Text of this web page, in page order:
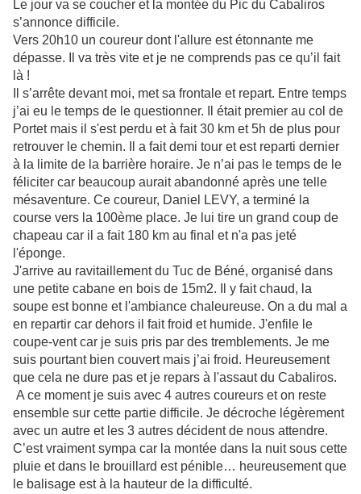
Le jour va se coucher et la montée du Pic du Cabaliros
s’annonce difficile.
Vers 20h10 un coureur dont l'allure est étonnante me
dépasse. Il va très vite et je ne comprends pas ce qu’il fait
là !
Il s’arrête devant moi, met sa frontale et repart. Entre temps
j’ai eu le temps de le questionner. Il était premier au col de
Portet mais il s'est perdu et à fait 30 km et 5h de plus pour
retrouver le chemin. Il a fait demi tour et est reparti dernier
à la limite de la barrière horaire. Je n’ai pas le temps de le
féliciter car beaucoup aurait abandonné après une telle
mésaventure. Ce coureur, Daniel LEVY, a terminé la
course vers la 100ème place. Je lui tire un grand coup de
chapeau car il a fait 180 km au final et n'a pas jeté
l'éponge.
J'arrive au ravitaillement du Tuc de Béné, organisé dans
une petite cabane en bois de 15m2. Il y fait chaud, la
soupe est bonne et l'ambiance chaleureuse. On a du mal a
en repartir car dehors il fait froid et humide. J'enfile le
coupe-vent car je suis pris par des tremblements. Je me
suis pourtant bien couvert mais j’ai froid. Heureusement
que cela ne dure pas et je repars à l'assaut du Cabaliros.
A ce moment je suis avec 4 autres coureurs et on reste
ensemble sur cette partie difficile. Je décroche légèrement
avec un autre et les 3 autres décident de nous attendre.
C’est vraiment sympa car la montée dans la nuit sous cette
pluie et dans le brouillard est pénible… heureusement que
le balisage est à la hauteur de la difficulté.